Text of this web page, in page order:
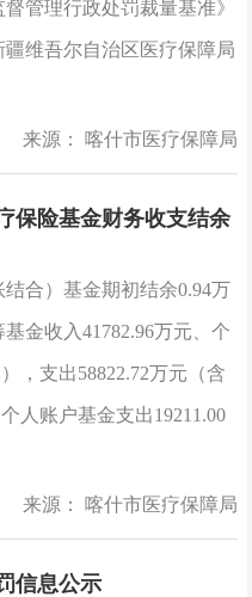
管理行政处罚裁量基准》
维吾尔自治区医疗保障局
来源： 喀什市医疗保障局
保险基金财务收支结余
合）基金期初结余0.94万
金收入41782.96万元、个
，支出58822.72万元（含
人账户基金支出19211.00
来源： 喀什市医疗保障局
信息公示